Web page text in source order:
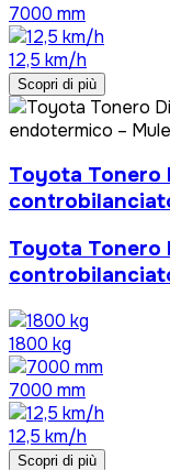
7000 mm
12,5 km/h
Scopri di più
Toyota Tonero
Toyota Tonero
1800 kg
7000 mm
12,5 km/h
Scopri di più